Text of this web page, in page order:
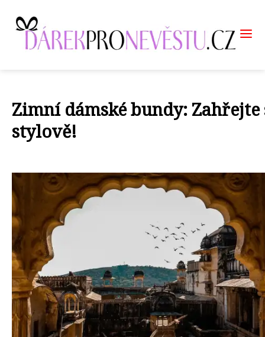
Zimní dámské bundy: Zahřejte
stylově!